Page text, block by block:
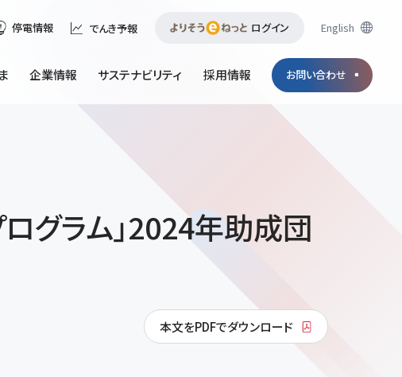
English
停電情報 でんき予報 ログイン
企業情報 サステナビリティ 採用情報 お問い合わせ
グラム」2024年助成団
本文をPDFでダウンロード